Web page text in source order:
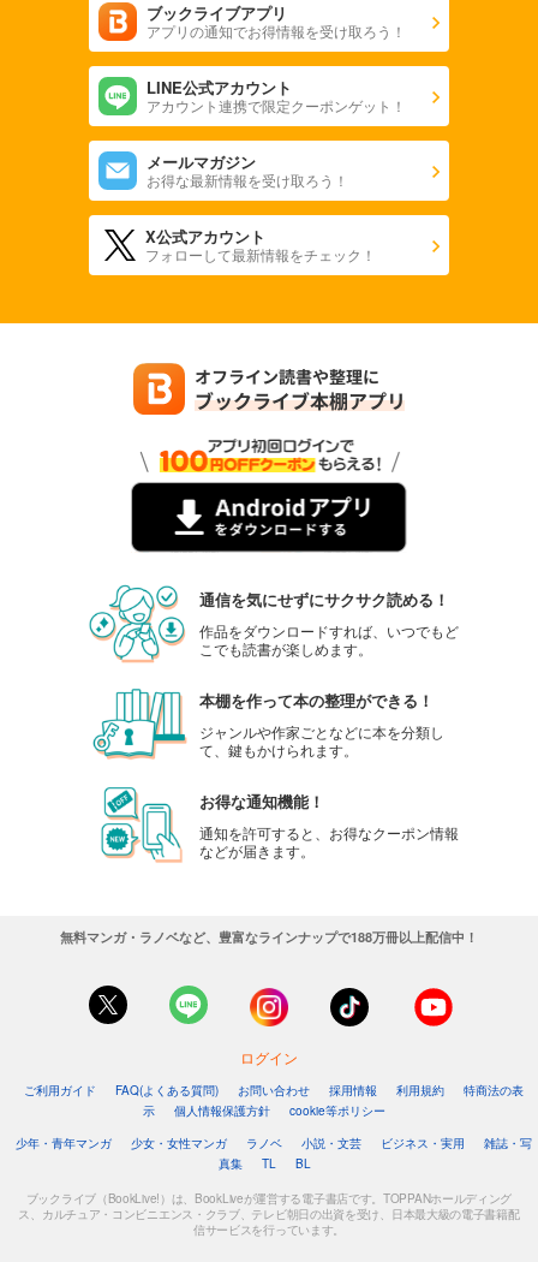
ブックライブアプリ
アプリの通知でお得情報を受け取ろう！
LINE公式アカウント
アカウント連携で限定クーポンゲット！
メールマガジン
お得な最新情報を受け取ろう！
X公式アカウント
フォローして最新情報をチェック！
通信を気にせずにサクサク読める！
作品をダウンロードすれば、いつでもど
こでも読書が楽しめます。
本棚を作って本の整理ができる！
ジャンルや作家ごとなどに本を分類し
て、鍵もかけられます。
お得な通知機能！
通知を許可すると、お得なクーポン情報
などが届きます。
無料マンガ・ラノベなど、豊富なラインナップで188万冊以上配信中！
ログイン
ご利用ガイド FAQ(よくある質問) お問い合わせ 採用情報 利用規約
特商法の表
示
個人情報保護方針
cookie等ポリシー
少年・青年マンガ
少女・女性マンガ ラノベ 小説・文芸 ビジネス・実用
雑誌・写
真集
TL BL
ブックライブ（BookLive!）は、BookLiveが運営する電子書店です。TOPPANホールディング
ス、カルチュア・コンビニエンス・クラブ、テレビ朝日の出資を受け、日本最大級の電子書籍配
信サービスを行っています。